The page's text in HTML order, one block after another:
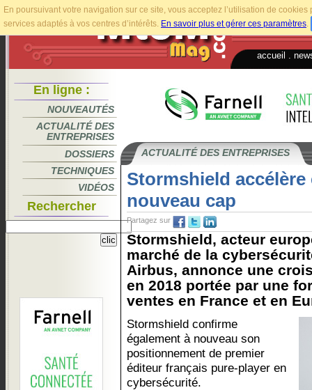
En poursuivant votre navigation sur ce site, vous acceptez l’utilisation de
services adaptés à vos centres d’intérêts. En savoir plus et gérer ces paramètres.
accueil
En ligne :
NOUVEAUTÉS
ACTUALITÉ DES
ENTREPRISES
DOSSIERS
TECHNIQUES
VIDÉOS
Rechercher
ACTUALITÉ DES ENTREPRISES
Stormshield accélère
nouveau cap
Partagez sur
Stormshield, acteur
marché de la
Airbus, annonce une
en 2018 portée par une
ventes en France et en
Stormshield confirme
également à nouveau son
positionnement de premier
éditeur français pure-player en
cybersécurité.